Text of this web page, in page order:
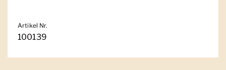
Artikel Nr.
100139